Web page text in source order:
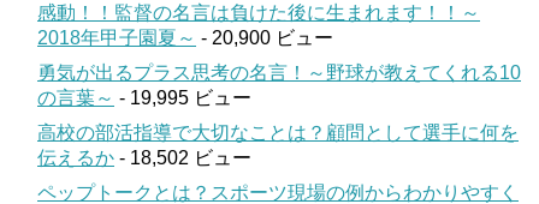
感動！！監督の名言は負けた後に生まれます！！～
2018年甲子園夏～ - 20,900 ビュー
勇気が出るプラス思考の名言！～野球が教えてくれる10
の言葉～ - 19,995 ビュー
高校の部活指導で大切なことは？顧問として選手に何を
伝えるか - 18,502 ビュー
ペップトークとは？スポーツ現場の例からわかりやすく